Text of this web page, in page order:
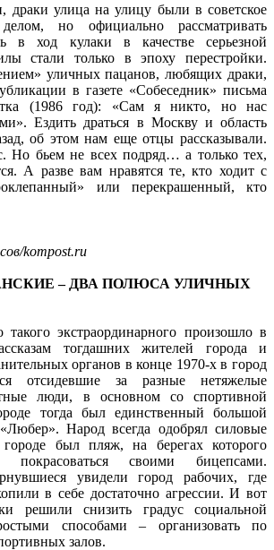
драки улица на улицу были в советское
но официально рассматривать
в ход кулаки в качестве серьезной
стали только в эпоху перестройки.
уличных пацанов, любящих драки,
в газете «Собеседник» письма
(1986 год): «Сам я никто, но нас
Ездить драться в Москву и область
об этом нам еще отцы рассказывали.
Но бьем не всех подряд… а только тех,
А разве вам нравятся те, кто ходит с
или перекрашенный, кто
kompost.ru
– ДВА ПОЛЮСА УЛИЧНЫХ
такого экстраординарного произошло в
тогдашних жителей города и
органов в конце 1970-х в город
отсидевшие за разные нетяжелые
люди, в основном со спортивной
тогда был единственный большой
Народ всегда одобрял силовые
был пляж, на берегах которого
своими бицепсами.
увидели город рабочих, где
в себе достаточно агрессии. И вот
решили снизить градус социальной
способами – организовать по
залов.